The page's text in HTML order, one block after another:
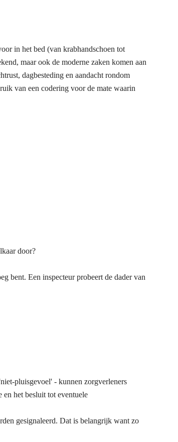
in het bed (van krabhandschoen tot
maar ook de moderne zaken komen aan
dagbesteding en aandacht rondom
van een codering voor de mate waarin
door?
bent. Een inspecteur probeert de dader van
pluisgevoel' - kunnen zorgverleners
het besluit tot eventuele
gesignaleerd. Dat is belangrijk want zo